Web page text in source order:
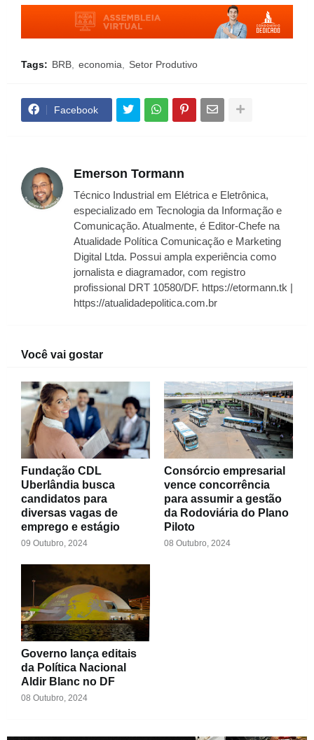
Tags: BRB economia Setor Produtivo
Facebook
Emerson Tormann
Técnico Industrial em Elétrica e Eletrônica,
especializado em Tecnologia da Informação e
Comunicação. Atualmente, é Editor-Chefe na
Atualidade Política Comunicação e Marketing
Digital Ltda. Possui ampla experiência como
jornalista e diagramador, com registro
profissional DRT 10580/DF. https://etormann.tk |
https://atualidadepolitica.com.br
Você vai gostar
Fundação CDL
Uberlândia busca
candidatos para
diversas vagas de
emprego e estágio
09 Outubro, 2024
Consórcio empresarial
vence concorrência
para assumir a gestão
da Rodoviária do Plano
Piloto
08 Outubro, 2024
Governo lança editais
da Política Nacional
Aldir Blanc no DF
08 Outubro, 2024